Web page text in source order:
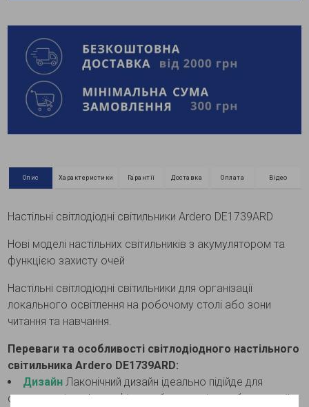
Опис Характеристики Гарантії Доставка Оплата Відео
Настільні світлодіодні світильники Ardero DE1739ARD
Нові моделі настільних світильників з акумулятором та
функцією захисту очей
Настільні світлодіодні світильники для організації
локального освітлення на робочому столі або зони
читання та навчання.
Переваги та особливості світлодіодного настільного
світильника Ardero DE1739ARD:
Дизайн Лаконічний дизайн ідеально підійде для
сучасного інтер'єру офісу, робочого місця або дитячої